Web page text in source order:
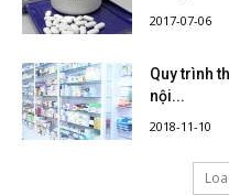
2017-07-06
Quy trình
nội...
2018-11-10